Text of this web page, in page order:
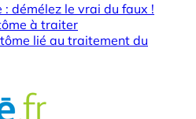
démélez le vrai du faux !
à traiter
lié au traitement du